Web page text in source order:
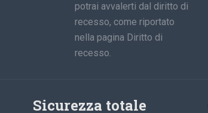
potrai avvalerti dal diritto di
recesso, come riportato
nella pagina Diritto di
recesso.
Sicurezza totale